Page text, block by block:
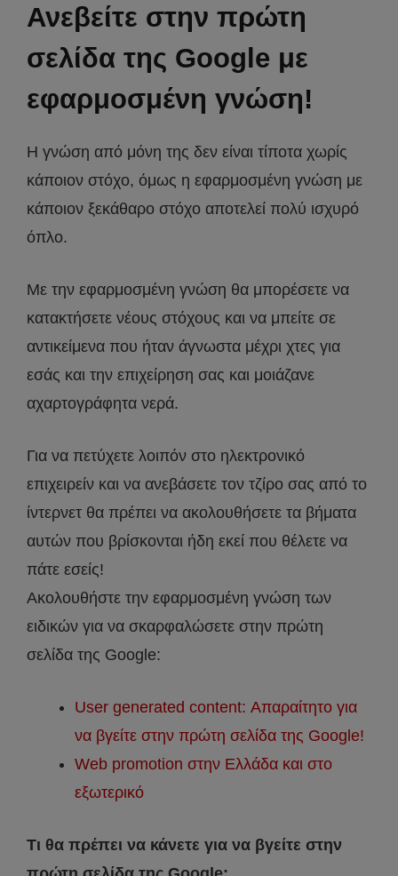
Ανεβείτε στην πρώτη
σελίδα της Google με
εφαρμοσμένη γνώση!
Η γνώση από μόνη της δεν είναι τίποτα χωρίς
κάποιον στόχο, όμως η εφαρμοσμένη γνώση με
κάποιον ξεκάθαρο στόχο αποτελεί πολύ ισχυρό
όπλο.
Με την εφαρμοσμένη γνώση θα μπορέσετε να
κατακτήσετε νέους στόχους και να μπείτε σε
αντικείμενα που ήταν άγνωστα μέχρι χτες για
εσάς και την επιχείρηση σας και μοιάζανε
αχαρτογράφητα νερά.
Για να πετύχετε λοιπόν στo ηλεκτρονικό
επιχειρείν και να ανεβάσετε τον τζίρο σας από το
ίντερνετ θα πρέπει να ακολουθήσετε τα βήματα
αυτών που βρίσκονται ήδη εκεί που θέλετε να
πάτε εσείς!
Ακολουθήστε την εφαρμοσμένη γνώση των
ειδικών για να σκαρφαλώσετε στην πρώτη
σελίδα της Google:
User generated content: Απαραίτητο για
να βγείτε στην πρώτη σελίδα της Google!
Web promotion στην Ελλάδα και στο
εξωτερικό
Τι θα πρέπει να κάνετε για να βγείτε στην